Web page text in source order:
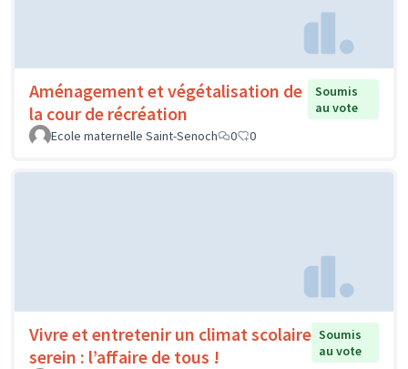
Aménagement et végétalisation de
la cour de récréation
Soumis
au vote
Ecole maternelle Saint-Senoch
0 0
Vivre et entretenir un climat scolaire
serein : l’affaire de tous !
Soumis
au vote